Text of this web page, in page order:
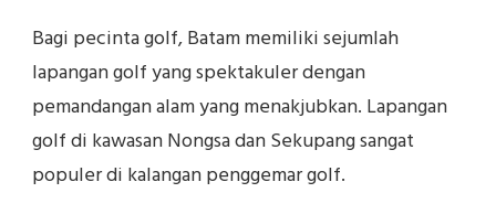
Bagi pecinta golf, Batam memiliki sejumlah
lapangan golf yang spektakuler dengan
pemandangan alam yang menakjubkan. Lapangan
golf di kawasan Nongsa dan Sekupang sangat
populer di kalangan penggemar golf.